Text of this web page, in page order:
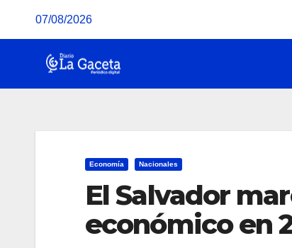
07/08/2026
Economía Nacionales
El Salvador
económico en